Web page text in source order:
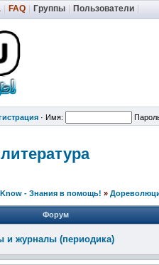
FAQ Группы Пользователи
· Имя:
- Знания в помощь! »
Форум
и журналы (периодика)